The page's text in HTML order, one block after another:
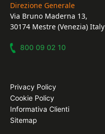
Direzione Generale
Via Bruno Maderna 13,
30174 Mestre (Venezia) Italy
800 09 02 10
Privacy Policy
Cookie Policy
Informativa Clienti
Sitemap